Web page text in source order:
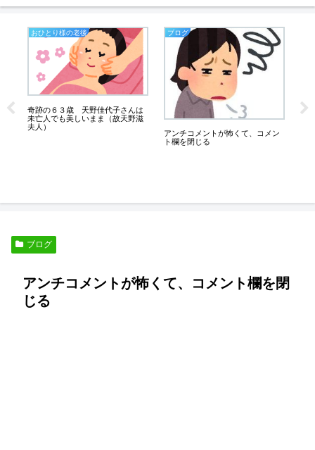
おひとり様の老後
奇跡の６３歳 天野佳代子さんは
未亡人でも美しいまま（故天野滋
夫人）
ブログ
アンチコメントが怖くて、コメン
ト欄を閉じる
は
ブログ
アンチコメントが怖くて、コメント欄を閉
じる